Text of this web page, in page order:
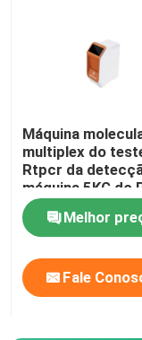
Sobre nós
Controle da
Contacte-nos
Notícia
Máquina
multiplex do
Rtpcr da
máquina 5KG do
Rt da ponta de
de Taqman
Melhor
Fale